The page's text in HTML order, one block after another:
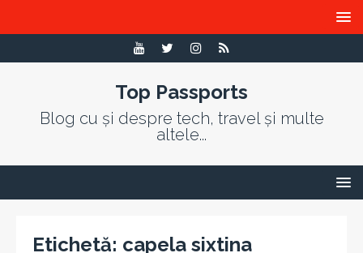
Top Passports
Blog cu și despre tech, travel și multe
altele...
Etichetă: capela sixtina